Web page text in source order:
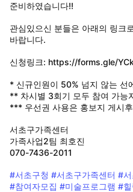
준비하였습니다!!
관심있으신 분들은 아래의 링크
바랍니다.
신청링크: https://forms.gle/
* 신규인원이 50% 넘지 않는 선
** 차시별 3회기 모두 참여 가능
*** 우선권 사용은 홍보지 게시
서초구가족센터
가족사업2팀 최호진
070-7436-2011
#서초구청 #서초구가족센터 #서
#참여자모집 #미술프로그램 #힐